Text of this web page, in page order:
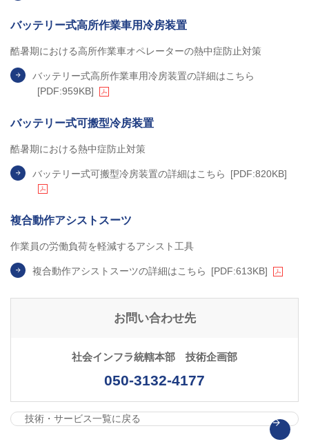
バッテリー式高所作業車用冷房装置
酷暑期における高所作業車オペレーターの熱中症防止対策
バッテリー式高所作業車用冷房装置の詳細はこちら
[PDF:959KB]
バッテリー式可搬型冷房装置
酷暑期における熱中症防止対策
バッテリー式可搬型冷房装置の詳細はこちら [PDF:820KB]
複合動作アシストスーツ
作業員の労働負荷を軽減するアシスト工具
複合動作アシストスーツの詳細はこちら [PDF:613KB]
お問い合わせ先
社会インフラ統轄本部 技術企画部
050-3132-4177
技術・サービス一覧に戻る